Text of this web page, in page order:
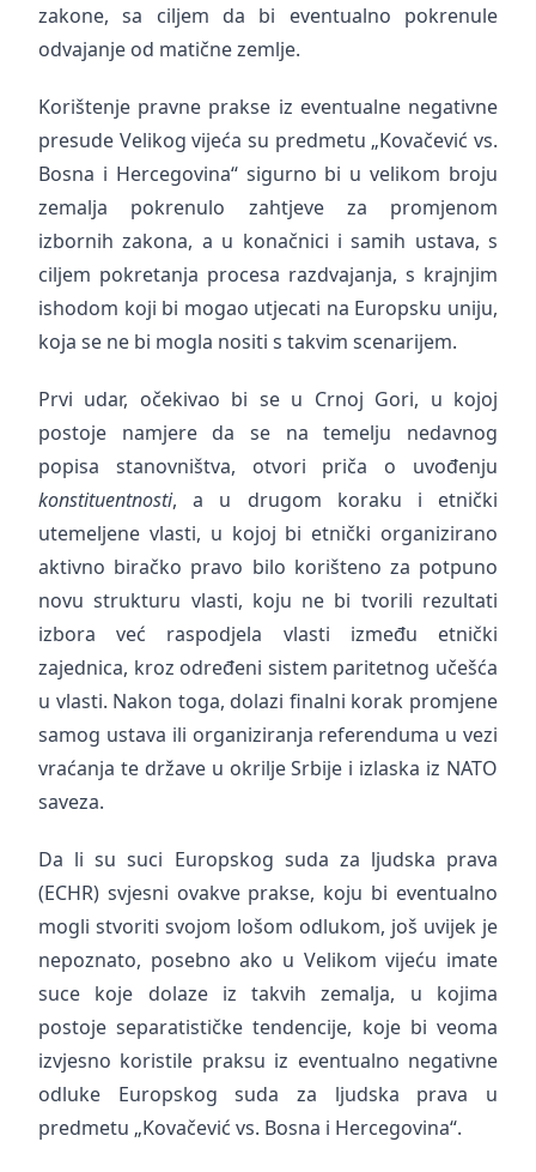
zakone, sa ciljem da bi eventualno pokrenule
odvajanje od matične zemlje.
Korištenje pravne prakse iz eventualne negativne
presude Velikog vijeća su predmetu „Kovačević vs.
Bosna i Hercegovina“ sigurno bi u velikom broju
zemalja pokrenulo zahtjeve za promjenom
izbornih zakona, a u konačnici i samih ustava, s
ciljem pokretanja procesa razdvajanja, s krajnjim
ishodom koji bi mogao utjecati na Europsku uniju,
koja se ne bi mogla nositi s takvim scenarijem.
Prvi udar, očekivao bi se u Crnoj Gori, u kojoj
postoje namjere da se na temelju nedavnog
popisa stanovništva, otvori priča o uvođenju
konstituentnosti, a u drugom koraku i etnički
utemeljene vlasti, u kojoj bi etnički organizirano
aktivno biračko pravo bilo korišteno za potpuno
novu strukturu vlasti, koju ne bi tvorili rezultati
izbora već raspodjela vlasti između etnički
zajednica, kroz određeni sistem paritetnog učešća
u vlasti. Nakon toga, dolazi finalni korak promjene
samog ustava ili organiziranja referenduma u vezi
vraćanja te države u okrilje Srbije i izlaska iz NATO
saveza.
Da li su suci Europskog suda za ljudska prava
(ECHR) svjesni ovakve prakse, koju bi eventualno
mogli stvoriti svojom lošom odlukom, još uvijek je
nepoznato, posebno ako u Velikom vijeću imate
suce koje dolaze iz takvih zemalja, u kojima
postoje separatističke tendencije, koje bi veoma
izvjesno koristile praksu iz eventualno negativne
odluke Europskog suda za ljudska prava u
predmetu „Kovačević vs. Bosna i Hercegovina“.